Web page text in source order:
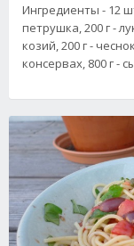
Ингредиенты - 12
петрушка, 200 г -
козий, 200 г -
консервах, 800 г -